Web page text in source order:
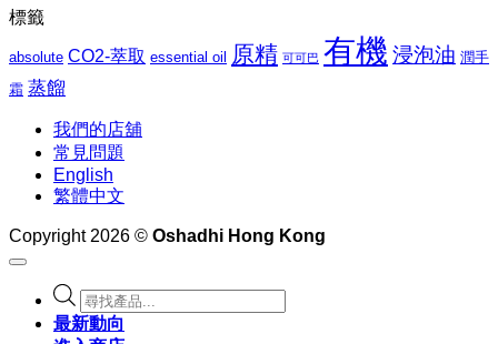
標籤
absolute CO2-萃取 essential oil 原精 可可巴 有機 浸泡油 潤手
霜 蒸餾
我們的店舖
常見問題
English
繁體中文
Copyright 2026 © Oshadhi Hong Kong
Products
search
最新動向